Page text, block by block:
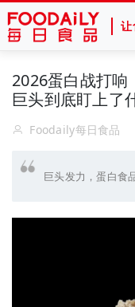
让
2026蛋白战打响
巨头到底盯上了
Foodaily每日食品
巨头发力，蛋白食